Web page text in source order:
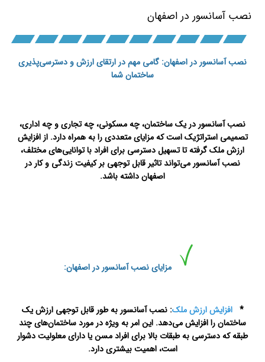
نصب آسانسور در اصفهان
نصب آسانسور در اصفهان: گامی مهم در ارتقای ارزش و دسترسی‌پذیری
ساختمان شما
نصب آسانسور در یک ساختمان، چه مسکونی، چه تجاری و چه اداری،
تصمیمی استراتژیک است که مزایای متعددی را به همراه دارد. از افزایش
ارزش ملک گرفته تا تسهیل دسترسی برای افراد با توانایی‌های مختلف،
نصب آسانسور می‌تواند تاثیر قابل توجهی بر کیفیت زندگی و کار در
اصفهان داشته باشد.
مزایای نصب آسانسور در اصفهان:
* افزایش ارزش ملک: نصب آسانسور به طور قابل توجهی ارزش یک
ساختمان را افزایش می‌دهد. این امر به ویژه در مورد ساختمان‌های چند
طبقه که دسترسی به طبقات بالا برای افراد مسن یا دارای معلولیت دشوار
است، اهمیت بیشتری دارد.